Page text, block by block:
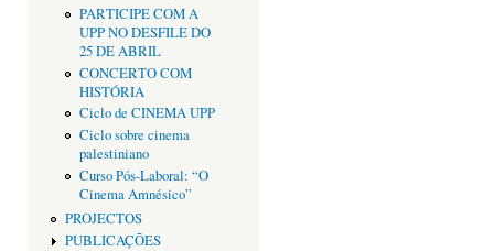
PARTICIPE COM A
UPP NO DESFILE DO
25 DE ABRIL
CONCERTO COM
HISTÓRIA
Ciclo de CINEMA UPP
Ciclo sobre cinema
palestiniano
Curso Pós-Laboral: “O
Cinema Amnésico”
PROJECTOS
PUBLICAÇÕES